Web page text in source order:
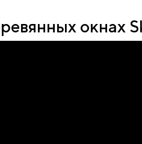
окнах